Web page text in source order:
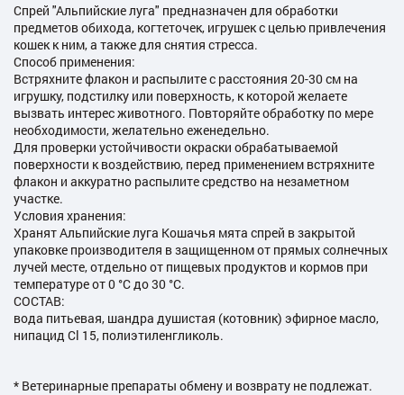
Спрей "Альпийские луга" предназначен для обработки
предметов обихода, когтеточек, игрушек с целью привлечения
кошек к ним, а также для снятия стресса.
Способ применения:
Встряхните флакон и распылите с расстояния 20-30 см на
игрушку, подстилку или поверхность, к которой желаете
вызвать интерес животного. Повторяйте обработку по мере
необходимости, желательно еженедельно.
Для проверки устойчивости окраски обрабатываемой
поверхности к воздействию, перед применением встряхните
флакон и аккуратно распылите средство на незаметном
участке.
Уcловия хранения:
Хранят Альпийские луга Кошачья мята спрей в закрытой
упаковке производителя в защищенном от прямых солнечных
лучей месте, отдельно от пищевых продуктов и кормов при
температуре от 0 °С до 30 °С.
СОСТАВ:
вода питьевая, шандра душистая (котовник) эфирное масло,
нипацид Сl 15, полиэтиленгликоль.
* Ветеринарные препараты обмену и возврату не подлежат.